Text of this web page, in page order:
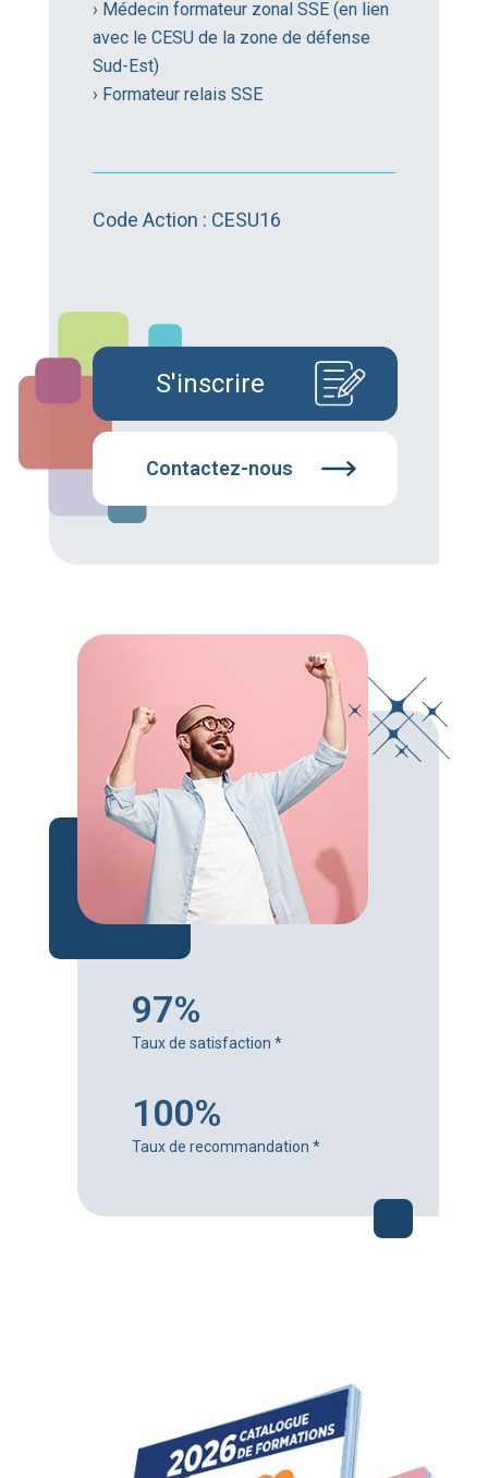
› Médecin formateur zonal SSE (en lien
avec le CESU de la zone de défense
Sud-Est)
› Formateur relais SSE
Code Action : CESU16
S'inscrire
Contactez-nous
97%
Taux de satisfaction *
100%
Taux de recommandation *